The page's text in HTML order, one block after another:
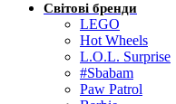
Світові бренди
LEGO
Hot Wheels
L.O.L. Surprise
#Sbabam
Paw Patrol